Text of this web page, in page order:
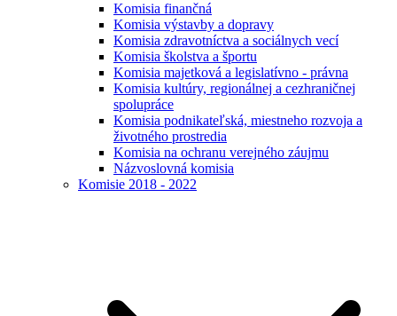
Komisia finančná
Komisia výstavby a dopravy
Komisia zdravotníctva a sociálnych vecí
Komisia školstva a športu
Komisia majetková a legislatívno - právna
Komisia kultúry, regionálnej a cezhraničnej
spolupráce
Komisia podnikateľská, miestneho rozvoja a
životného prostredia
Komisia na ochranu verejného záujmu
Názvoslovná komisia
Komisie 2018 - 2022